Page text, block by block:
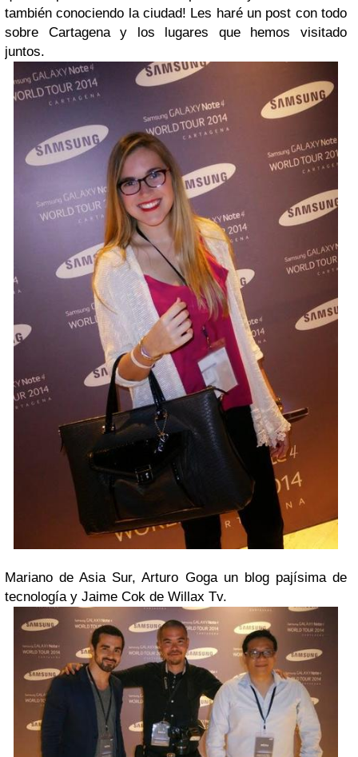
también conociendo la ciudad! Les haré un post con todo
sobre Cartagena y los lugares que hemos visitado
juntos.
Mariano de Asia Sur, Arturo Goga un blog pajísima de
tecnología y Jaime Cok de Willax Tv.